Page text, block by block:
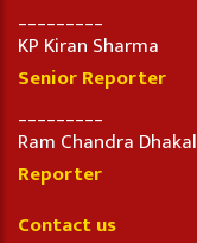
KP Kiran Sharma
Senior Reporter
Ram Chandra Dhakal
Reporter
Contact us